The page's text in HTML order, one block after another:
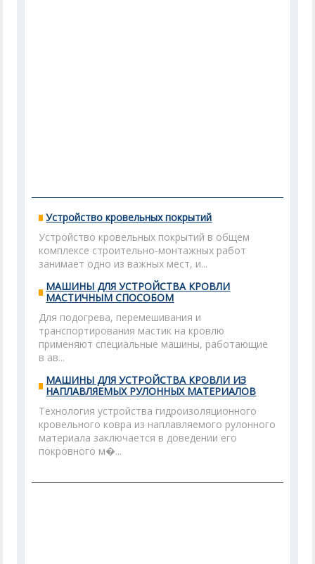
Устройство кровельных покрытий
Устройство кровельных покрытий в общем
комплексе строительно-монтажных работ
занимает одно из важных мест, и...
МАШИНЫ ДЛЯ УСТРОЙСТВА КРОВЛИ
МАСТИЧНЫМ СПОСОБОМ
Для подогрева, перемешивания и
транспортирования мастик на кровлю
применяют специальные машины, работающие
в ав...
МАШИНЫ ДЛЯ УСТРОЙСТВА КРОВЛИ ИЗ
НАПЛАВЛЯЕМЫХ РУЛОННЫХ МАТЕРИАЛОВ
Технология устройства гидроизоляционного
кровельного ковра из наплавляемого рулонного
материала заключается в доведении его
покровного м�...